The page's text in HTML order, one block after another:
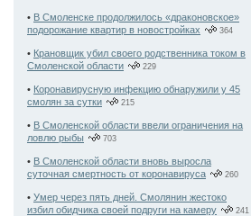
• В Смоленске продолжилось «драконовское»
подорожание квартир в новостройках
364
• Крановщик убил своего родственника током в
Смоленской области
229
• Коронавирусную инфекцию обнаружили у 45
смолян за сутки
215
• В Смоленской области ввели ограничения на
ловлю рыбы
703
• В Смоленской области вновь выросла
суточная смертность от коронавируса
260
• Умер через пять дней. Смолянин жестоко
избил обидчика своей подруги на камеру
241